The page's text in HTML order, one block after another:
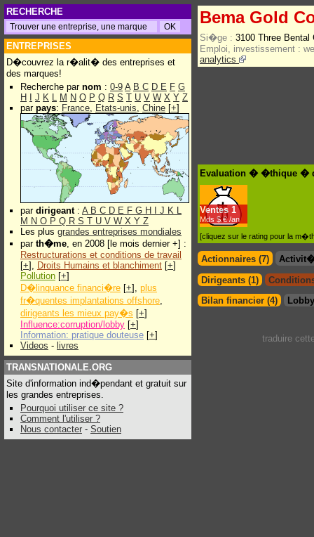
RECHERCHE
ENTREPRISES
D�couvrez la r�alit� des entreprises et
des marques!
Recherche par nom : 0-9 A B C D E F G
H
J K L M N O P Q R S T U V W X Y Z
par pays: France, Etats-unis, Chine [+]
par dirigeant: A B C D E F G H J K L
M N O P Q R S T U V W X Y Z
Les plus grandes entreprises mondiales
par th�me, en 2008 [le mois dernier +] :
Restructurations et conditions de travail
[+], Droits Humains et blanchiment [+]
Pollution [+]
D�linquance financi�re [+], plus
fr�quentes implantations offshore,
dirigeants les mieux pay�s [+]
Influence:corruption/lobby [+]
Information: pratique douteuse [+]
Videos - livres
TRANSNATIONALE.ORG
Site d'information ind�pendant et gratuit sur
les grandes entreprises.
Pourquoi utiliser ce site ?
Comment l'utiliser ?
Nous contacter - Soutien
Bema Gold
Si�ge : 3100 Three
Emploi, investissement :
analytics
Evaluation � �thique �
Ventes 1
Mds $.€ /an
[cliquez sur le rating pour la
Actionnaires (7)
Dirigeants (1)
Bilan financier (4)
traduire